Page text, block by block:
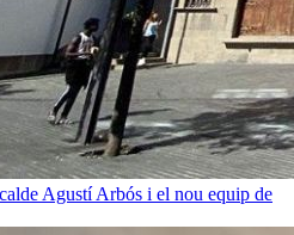
Agustí Arbós i el nou equip de